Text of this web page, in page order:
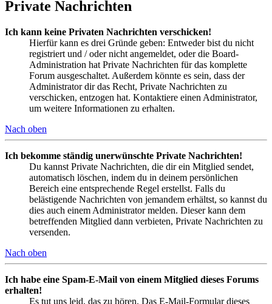
Private Nachrichten
Ich kann keine Privaten Nachrichten verschicken!
Hierfür kann es drei Gründe geben: Entweder bist du nicht
registriert und / oder nicht angemeldet, oder die Board-
Administration hat Private Nachrichten für das komplette
Forum ausgeschaltet. Außerdem könnte es sein, dass der
Administrator dir das Recht, Private Nachrichten zu
verschicken, entzogen hat. Kontaktiere einen Administrator,
um weitere Informationen zu erhalten.
Nach oben
Ich bekomme ständig unerwünschte Private Nachrichten!
Du kannst Private Nachrichten, die dir ein Mitglied sendet,
automatisch löschen, indem du in deinem persönlichen
Bereich eine entsprechende Regel erstellst. Falls du
belästigende Nachrichten von jemandem erhältst, so kannst du
dies auch einem Administrator melden. Dieser kann dem
betreffenden Mitglied dann verbieten, Private Nachrichten zu
versenden.
Nach oben
Ich habe eine Spam-E-Mail von einem Mitglied dieses Forums
erhalten!
Es tut uns leid, das zu hören. Das E-Mail-Formular dieses